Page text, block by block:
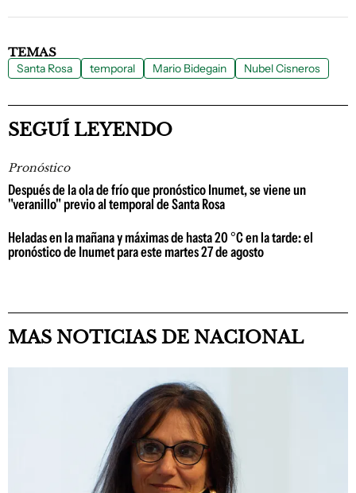
TEMAS
Santa Rosa temporal Mario Bidegain Nubel Cisneros
SEGUÍ LEYENDO
Pronóstico
Después de la ola de frío que pronóstico Inumet, se viene un
"veranillo" previo al temporal de Santa Rosa
Heladas en la mañana y máximas de hasta 20 °C en la tarde: el
pronóstico de Inumet para este martes 27 de agosto
MAS NOTICIAS DE NACIONAL